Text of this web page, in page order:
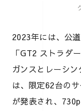
2023年には、公
「GT2 ストラダ
ガンスとレーシ
は、限定62台の
が発表され、